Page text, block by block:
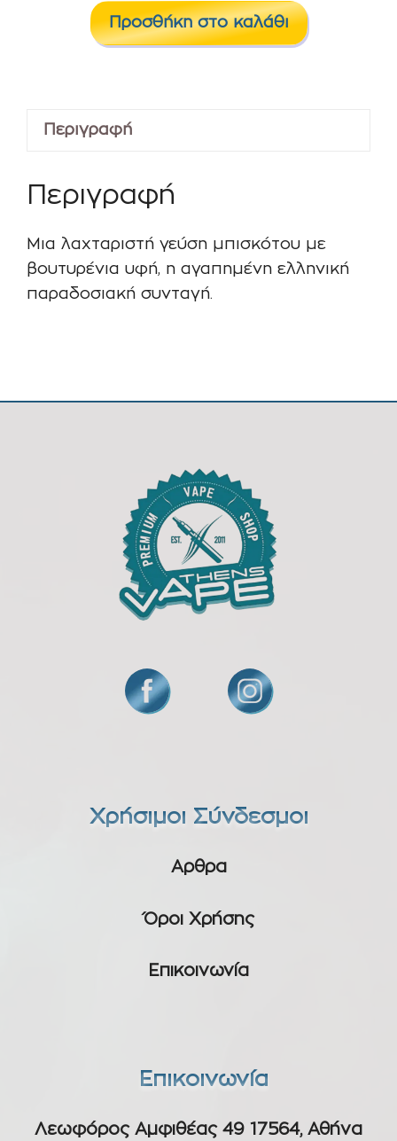
10ml/60ml
ποσότητα
Προσθήκη στο καλάθι
Περιγραφή
Περιγραφή
Μια λαχταριστή γεύση μπισκότου με
βουτυρένια υφή, η αγαπημένη ελληνική
παραδοσιακή συνταγή.
Χρήσιμοι Σύνδεσμοι
Αρθρα
Όροι Χρήσης
Επικοινωνία
Επικοινωνία
Λεωφόρος Αμφιθέας 49 17564, Αθήνα